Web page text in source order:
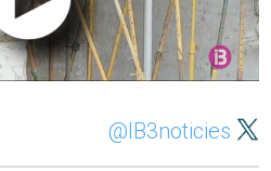
@IB3noticies